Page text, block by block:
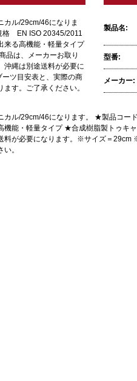
ル/29cm/46になりま
EN ISO 20345/2011
来る高機能・軽量タイプ
は、メーカーお取り
縄は別途送料が必要に
ツ目安表と、実際の商
す。ご了承ください。
製品名:
型番:
メーカー:
カル/29cm/46になります。 ★製品
機能・軽量タイプ ★合成樹脂製トゥキ
料が必要になります。※サイズ＝29cm
。